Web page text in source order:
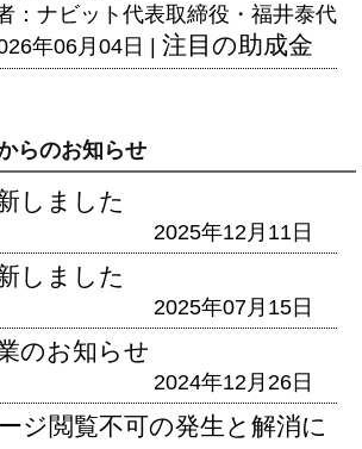
：ナビット代表取締役・福井泰代
年06月04日 | 注目の助成金
らのお知らせ
しました
2025年12月11日
しました
2025年07月15日
のお知らせ
2024年12月26日
ジ閲覧不可の発生と解消に